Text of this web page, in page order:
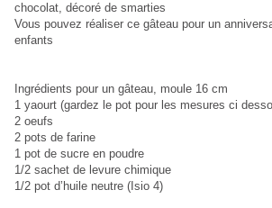
chocolat, décoré de smarties
Vous pouvez réaliser ce gâteau pour un
enfants
Ingrédients pour un gâteau, moule 16 cm
1 yaourt (gardez le pot pour les mesures ci
2 oeufs
2 pots de farine
1 pot de sucre en poudre
1/2 sachet de levure chimique
1/2 pot d’huile neutre (Isio 4)